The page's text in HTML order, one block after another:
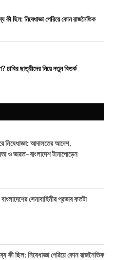
কী ছিল: নিষেধাজ্ঞা পেরিয়ে কোন রাজনৈতিক
ঢাবির ছাত্রীদের নিয়ে নতুন বিতর্ক
নিষেধাজ্ঞা: আদালতের আদেশ,
ও ভারত–বাংলাদেশ টানাপোড়েন
সেনাবাহিনীর প্রভাব কতটা
কী ছিল: নিষেধাজ্ঞা পেরিয়ে কোন রাজনৈতিক